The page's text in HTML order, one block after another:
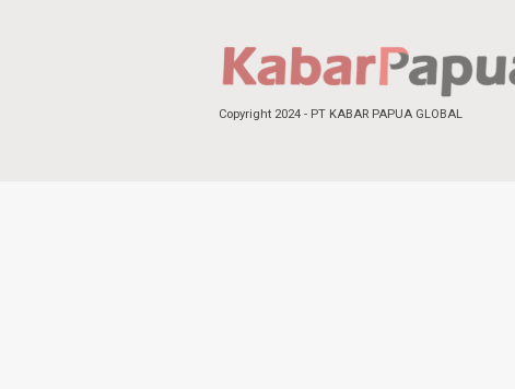
Copyright 2024 - PT KABAR PAPUA GLOBAL